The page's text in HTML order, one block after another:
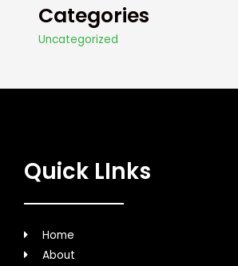
Categories
Uncategorized
Quick LInks
Home
About